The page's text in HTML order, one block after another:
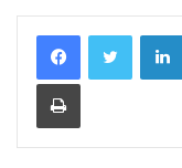
c
e
b
o
o
i
t
t
a
t
s
s
s
a
Print